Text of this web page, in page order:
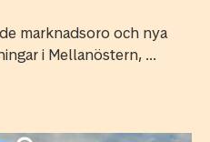
marknadsoro och nya
i Mellanöstern, ...